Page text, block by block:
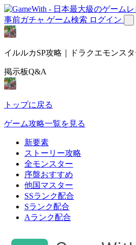
事前ガチャ ゲーム検索 ログイン
イルルカSP攻略｜ドラクエモンス
掲示板Q&A
トップに戻る
ゲーム攻略一覧を見る
新要素
ストーリー攻略
全モンスター
序盤おすすめ
他国マスター
SSランク配合
Sランク配合
Aランク配合